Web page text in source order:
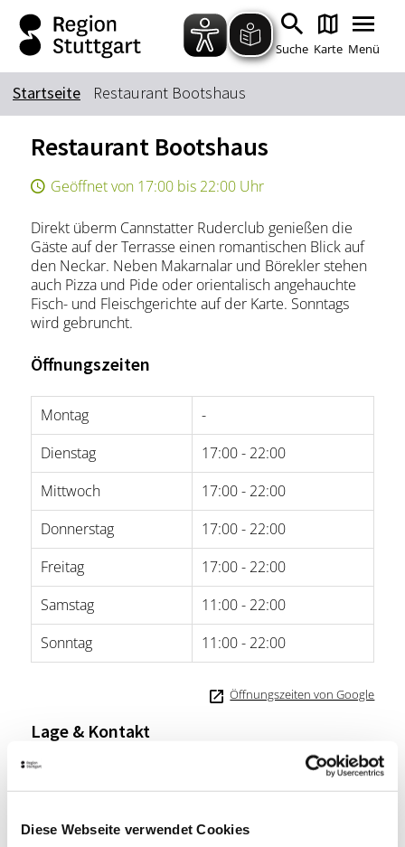
Diese Webseite verwendet Cookies
Zum Hauptinhalt springen
Zur Suche springen
Zur Hauptnavigation
Zum Footer springen
Suche Karte Menü
Suchbegriff
Das könnte Sie interessieren
Stadtführungen
Tickets
Citytour
Übernachtung
Erlebnisse
Essen & Trinken
Wein
Startseite Restaurant Bootshaus
Restaurant Bootshaus
Geöffnet von 17:00 bis 22:00 Uhr
Direkt überm Cannstatter Ruderclub genießen die
Gäste auf der Terrasse einen romantischen Blick auf
den Neckar. Neben Makarnalar und Börekler stehen
auch Pizza und Pide oder orientalisch angehauchte
Fisch- und Fleischgerichte auf der Karte. Sonntags
wird gebruncht.
Öffnungszeiten
Montag
-
Dienstag
17:00 - 22:00
Mittwoch
17:00 - 22:00
Donnerstag
17:00 - 22:00
Freitag
17:00 - 22:00
Samstag
11:00 - 22:00
Sonntag
11:00 - 22:00
Öffnungszeiten von Google
Lage & Kontakt
Charisma Bootshaus
Telefon:0711/530 59 56